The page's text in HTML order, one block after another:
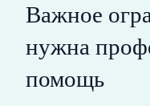
Важное
нужна
помощь